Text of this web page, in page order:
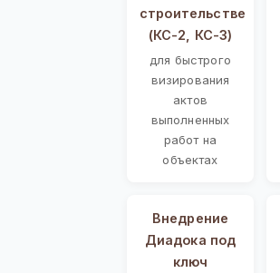
строительстве
(КС-2, КС-3)
для быстрого
визирования
актов
выполненных
работ на
объектах
Внедрение
Диадока под
ключ